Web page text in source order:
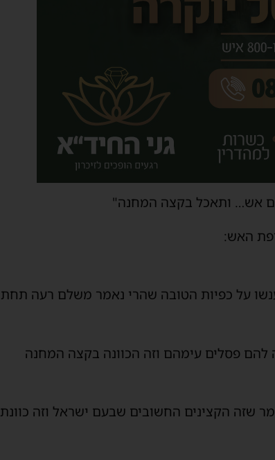
אש… ותאכל בקצה המחנה"
האש:
על כפיות הטובה שהרי נאמר משלם רעה תחת
להם פסלים עימהם וזה הכוונה בקצה המחנה
שזה הקצינים החשובים שבעם ישראל וזה כוונת